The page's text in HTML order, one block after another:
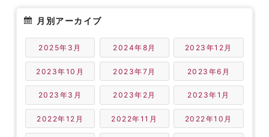
月別アーカイブ
2025年3月 2024年8月 2023年12月
2023年10月 2023年7月 2023年6月
2023年3月 2023年2月 2023年1月
2022年12月 2022年11月 2022年10月